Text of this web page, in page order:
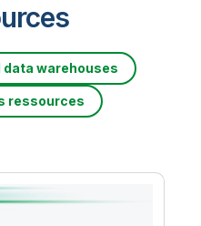
data warehouses
ressources